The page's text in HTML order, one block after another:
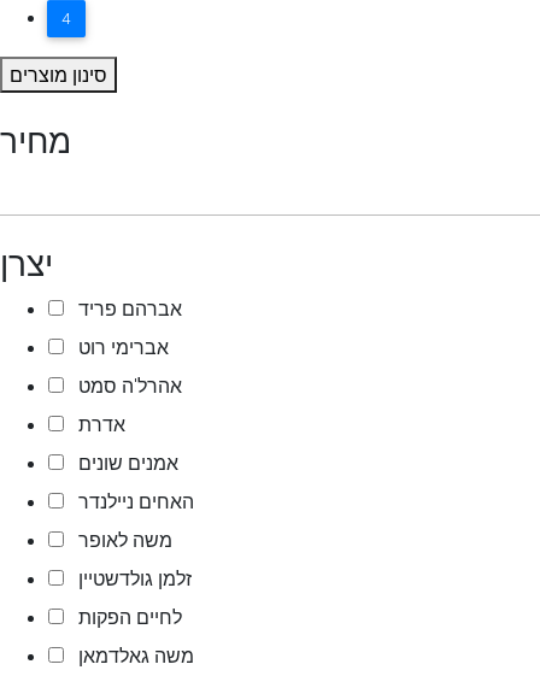
4
סינון מוצרים
מחיר
יצרן
אברהם פריד
אברימי רוט
אהרל'ה סמט
אדרת
אמנים שונים
האחים ניילנדר
משה לאופר
זלמן גולדשטיין
לחיים הפקות
משה גאלדמאן